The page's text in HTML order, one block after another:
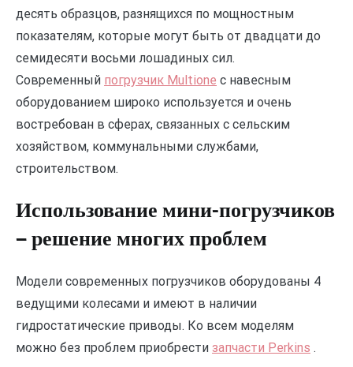
десять образцов, разнящихся по мощностным
показателям, которые могут быть от двадцати до
семидесяти восьми лошадиных сил.
Современный погрузчик Multione с навесным
оборудованием широко используется и очень
востребован в сферах, связанных с сельским
хозяйством, коммунальными службами,
строительством.
Использование мини-погрузчиков
— решение многих проблем
Модели современных погрузчиков оборудованы 4
ведущими колесами и имеют в наличии
гидростатические приводы. Ко всем моделям
можно без проблем приобрести запчасти Perkins .